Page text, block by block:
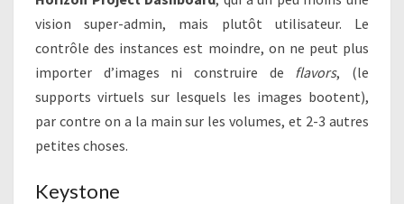
vision super-admin, mais plutôt utilisateur. Le
contrôle des instances est moindre, on ne peut plus
importer d’images ni construire de flavors, (le
supports virtuels sur lesquels les images bootent),
par contre on a la main sur les volumes, et 2-3 autres
petites choses.
Keystone